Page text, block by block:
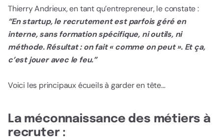
Thierry Andrieux, en tant qu’entrepreneur, le constate :
“En startup, le recrutement est parfois géré en
interne, sans formation spécifique, ni outils, ni
méthode. Résultat : on fait « comme on peut ». Et ça,
c’est jouer avec le feu.”
Voici les principaux écueils à garder en tête…
La méconnaissance des métiers à
recruter :